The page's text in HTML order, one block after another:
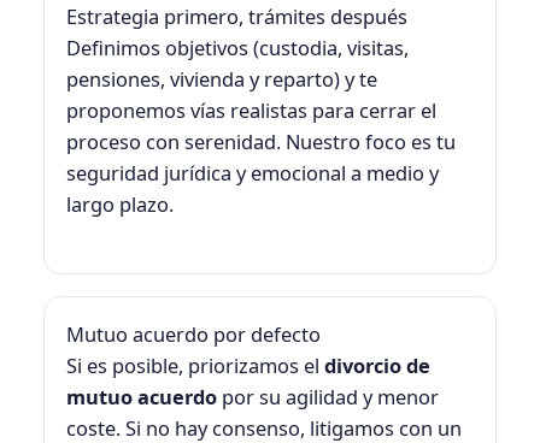
Estrategia primero, trámites después
Definimos objetivos (custodia, visitas,
pensiones, vivienda y reparto) y te
proponemos vías realistas para cerrar el
proceso con serenidad. Nuestro foco es tu
seguridad jurídica y emocional a medio y
largo plazo.
Mutuo acuerdo por defecto
Si es posible, priorizamos el divorcio de
mutuo acuerdo por su agilidad y menor
coste. Si no hay consenso, litigamos con un